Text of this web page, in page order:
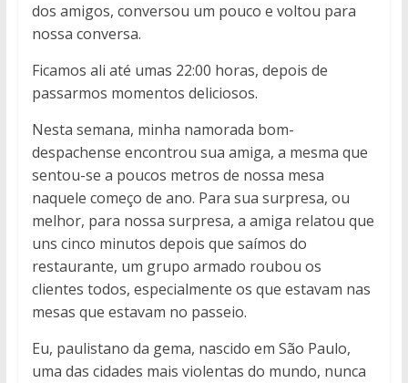
dos amigos, conversou um pouco e voltou para
nossa conversa.
Ficamos ali até umas 22:00 horas, depois de
passarmos momentos deliciosos.
Nesta semana, minha namorada bom-
despachense encontrou sua amiga, a mesma que
sentou-se a poucos metros de nossa mesa
naquele começo de ano. Para sua surpresa, ou
melhor, para nossa surpresa, a amiga relatou que
uns cinco minutos depois que saímos do
restaurante, um grupo armado roubou os
clientes todos, especialmente os que estavam nas
mesas que estavam no passeio.
Eu, paulistano da gema, nascido em São Paulo,
uma das cidades mais violentas do mundo, nunca